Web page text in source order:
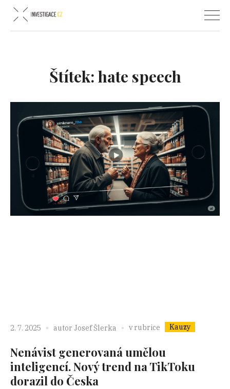
Štítek: hate speech
2. 7. 2025 autor Josef Šlerka v rubrice Kauzy
Nenávist generovaná umělou
inteligencí. Nový trend na TikToku
dorazil do Česka